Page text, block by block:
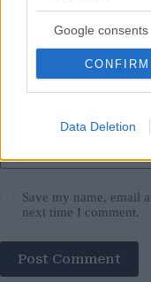
Google consents
CONFIRM
Data Deletion
Add Comment*
Save my name, email
next time I comment.
Post Comment